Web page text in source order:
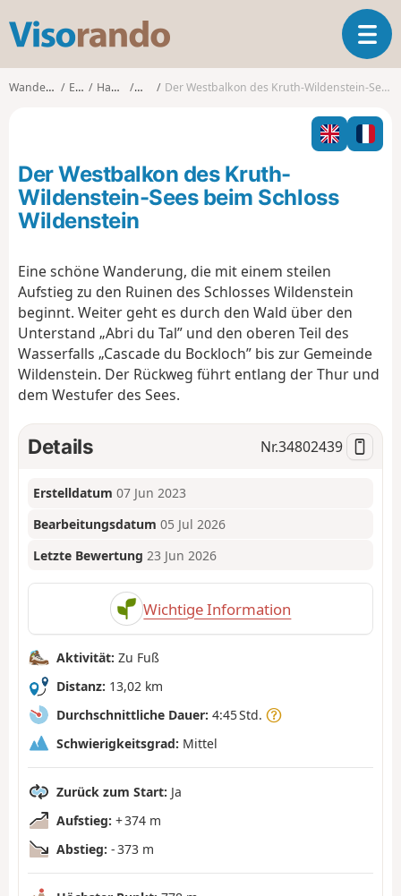
s
o
o
T
o
g
l
n
Wanderungen Elsass Haut-Rhin KruthDer Westbalkon des Kruth-Wildenstein-Sees beim Schloss Wildenstein
Der Westbalkon des Kruth-
Wildenstein-Sees beim Schloss
Wildenstein
Eine schöne Wanderung, die mit einem steilen
Aufstieg zu den Ruinen des Schlosses Wildenstein
beginnt. Weiter geht es durch den Wald über den
Unterstand „Abri du Tal” und den oberen Teil des
Wasserfalls „Cascade du Bockloch” bis zur Gemeinde
Wildenstein. Der Rückweg führt entlang der Thur und
dem Westufer des Sees.
Details Nr.34802439
Erstelldatum 07 Jun 2023
Bearbeitungsdatum 05 Jul 2026
Letzte Bewertung 23 Jun 2026
Wichtige Information
Aktivität: Zu Fuß
Distanz: 13,02 km
Durchschnittliche Dauer: 4:45 Std.
Schwierigkeitsgrad: Mittel
Zurück zum Start: Ja
Aufstieg: + 374 m
Abstieg: - 373 m